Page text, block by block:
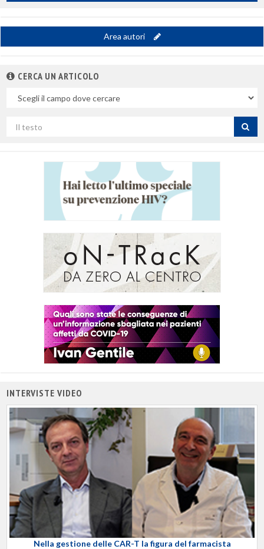
Area autori
CERCA UN ARTICOLO
campo
per
INTERVISTE VIDEO
Nella gestione delle CAR-T la figura del farmacista